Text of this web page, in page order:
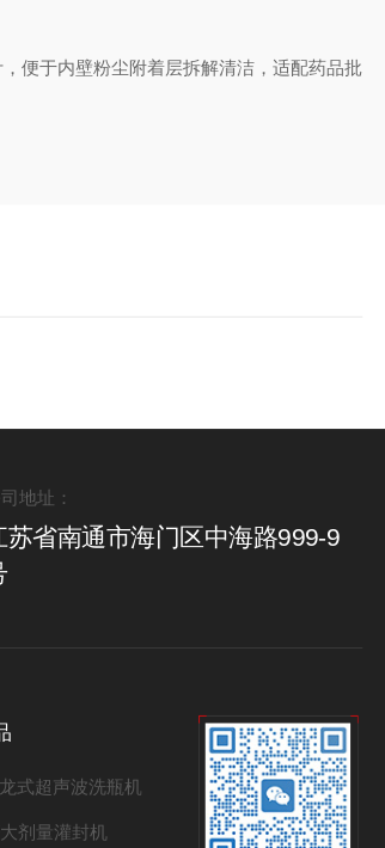
便于内壁粉尘附着层拆解清洁，适配药品批
地址：
苏省南通市海门区中海路999-9
式超声波洗瓶机
剂量灌封机